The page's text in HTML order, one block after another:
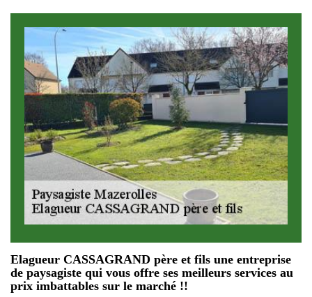
Elagueur CASSAGRAND père et fils une entreprise
de paysagiste qui vous offre ses meilleurs services au
prix imbattables sur le marché !!